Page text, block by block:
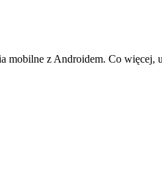
mobilne z Androidem. Co